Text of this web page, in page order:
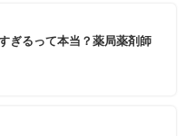
ぎるって本当？薬局薬剤師